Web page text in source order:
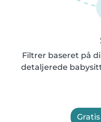
Filtrer baseret på
detaljerede